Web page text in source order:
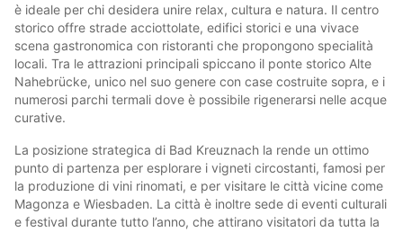
è ideale per chi desidera unire relax, cultura e natura. Il centro
storico offre strade acciottolate, edifici storici e una vivace
scena gastronomica con ristoranti che propongono specialità
locali. Tra le attrazioni principali spiccano il ponte storico Alte
Nahebrücke, unico nel suo genere con case costruite sopra, e i
numerosi parchi termali dove è possibile rigenerarsi nelle acque
curative.
La posizione strategica di Bad Kreuznach la rende un ottimo
punto di partenza per esplorare i vigneti circostanti, famosi per
la produzione di vini rinomati, e per visitare le città vicine come
Magonza e Wiesbaden. La città è inoltre sede di eventi culturali
e festival durante tutto l’anno, che attirano visitatori da tutta la